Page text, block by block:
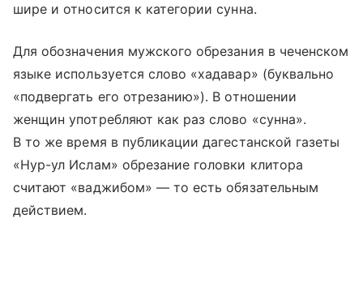
шире и относится к категории сунна.
Для обозначения мужского обрезания в чеченском
языке используется слово «хадавар» (буквально
«подвергать его отрезанию»). В отношении
женщин употребляют как раз слово «сунна».
В то же время в публикации дагестанской газеты
«Нур-ул Ислам» обрезание головки клитора
считают «ваджибом» — то есть обязательным
действием.